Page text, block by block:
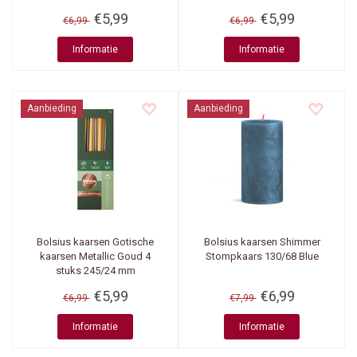
€6,99 €5,99
Informatie
€6,99 €5,99
Informatie
Aanbieding
Bolsius kaarsen Gotische
kaarsen Metallic Goud 4
stuks 245/24 mm
€6,99 €5,99
Informatie
Aanbieding
Bolsius kaarsen Shimmer
Stompkaars 130/68 Blue
€7,99 €6,99
Informatie